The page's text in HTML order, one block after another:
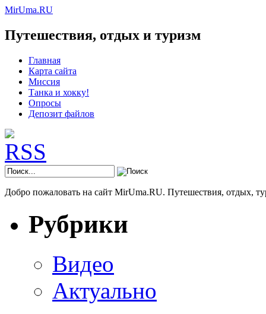
MirUma.RU
Путешествия, отдых и туризм
Главная
Карта сайта
Миссия
Танка и хокку!
Опросы
Депозит файлов
Добро пожаловать на сайт MirUma.RU. Путешествия, отдых,
Рубрики
Видео
Актуально